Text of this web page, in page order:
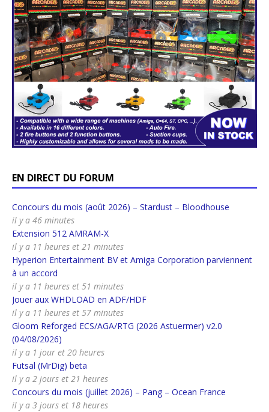
EN DIRECT DU FORUM
Concours du mois (août 2026) – Stardust – Bloodhouse
il y a 46 minutes
Extension 512 AMRAM-X
il y a 11 heures et 21 minutes
Hyperion Entertainment BV et Amiga Corporation parviennent
à un accord
il y a 11 heures et 51 minutes
Jouer aux WHDLOAD en ADF/HDF
il y a 11 heures et 57 minutes
Gloom Reforged ECS/AGA/RTG (2026 Astuermer) v2.0
(04/08/2026)
il y a 1 jour et 20 heures
Futsal (MrDig) beta
il y a 2 jours et 21 heures
Concours du mois (juillet 2026) – Pang – Ocean France
il y a 3 jours et 18 heures